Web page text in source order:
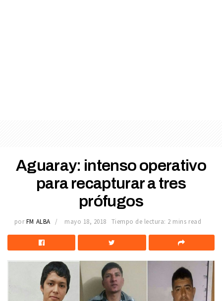
Aguaray: intenso operativo
para recapturar a tres
prófugos
por FM ALBA mayo 18, 2018 Tiempo de lectura: 2 mins read